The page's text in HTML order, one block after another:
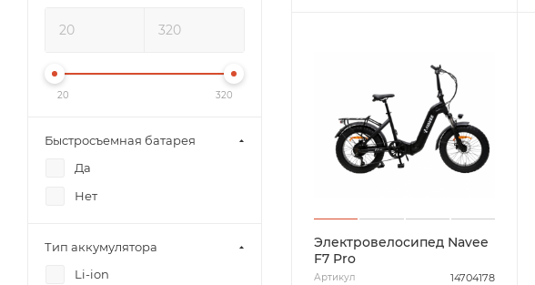
Электровелосипед Navee
F7 Pro
Артикул 14704178
20 320
Быстросъемная батарея
Да
Нет
Тип аккумулятора
Li-ion